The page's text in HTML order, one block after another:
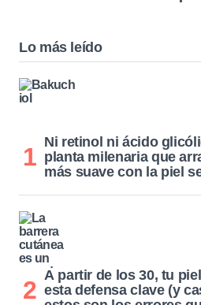
Lo más leído
Ni retinol ni ácido
planta milenaria que
más suave con la piel
A partir de los 30, tu
esta defensa clave (y